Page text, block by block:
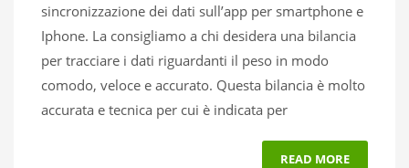
sincronizzazione dei dati sull’app per smartphone e
Iphone. La consigliamo a chi desidera una bilancia
per tracciare i dati riguardanti il peso in modo
comodo, veloce e accurato. Questa bilancia è molto
accurata e tecnica per cui è indicata per
READ MORE